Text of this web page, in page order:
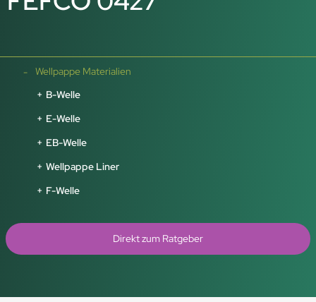
Wellpappe Materialien
B-Welle
E-Welle
EB-Welle
Wellpappe Liner
F-Welle
Direkt zum Ratgeber